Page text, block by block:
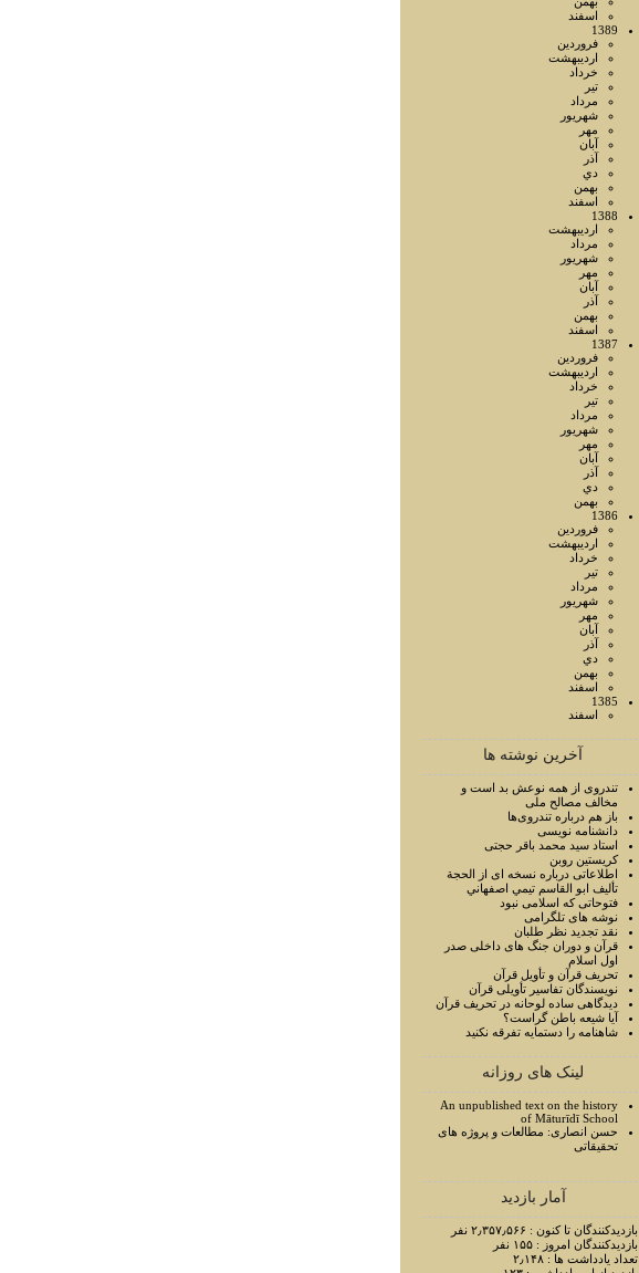
اسفند
1389
فروردين
ارديبهشت
خرداد
تير
مرداد
شهريور
مهر
آبان
آذر
دي
بهمن
اسفند
1388
ارديبهشت
مرداد
شهريور
مهر
آبان
آذر
بهمن
اسفند
1387
فروردين
ارديبهشت
خرداد
تير
مرداد
شهريور
مهر
آبان
آذر
دي
بهمن
1386
فروردين
ارديبهشت
خرداد
تير
مرداد
شهريور
مهر
آبان
آذر
دي
بهمن
اسفند
1385
اسفند
آخرین نوشته ها
تندروی از همه نوعش بد است و
مخالف مصالح ملی
باز هم درباره تندروی‌ها
دانشنامه نویسی
استاد سيد محمد باقر حجتی
کریستین روبن
اطلاعاتی درباره نسخه ای از الحجة
تأليف ابو القاسم تيمي اصفهاني
فتوحاتی که اسلامی نبود
نوشه های تلگرامی
نقد تجدید نظر طلبان
قرآن و دوران جنگ های داخلی صدر
اول اسلام
تحريف قرآن و تأويل قرآن
نويسندگان تفاسير تأويلی قرآن
ديدگاهی ساده لوحانه در تحريف قرآن
آيا شيعه باطن گراست؟
شاهنامه را دستمايه تفرقه نکنيد
لینک های روزانه
An unpublished text on the history
of Māturīdī School
حسن انصاری: مطالعات و پروژه های
تحقیقاتی
آمار بازدید
بازدیدکنندگان تا کنون : ۲٫۳۵۷٫۵۶۶ نفر
بازدیدکنندگان امروز : ۱۵۵ نفر
تعداد یادداشت ها : ۲٫۱۴۸